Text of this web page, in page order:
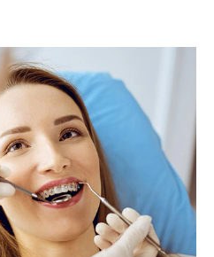
PROMOCIONES
HN (ES)
SUSCRÍBASE